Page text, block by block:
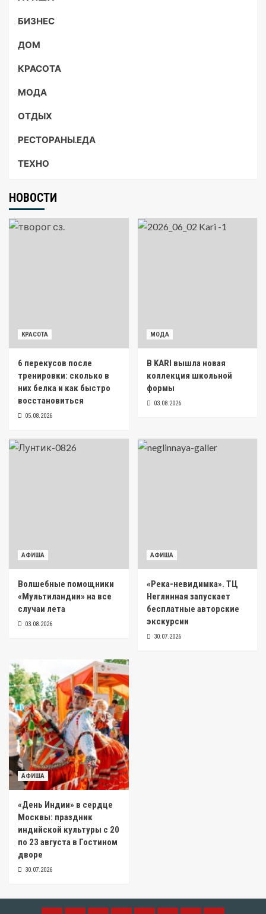
БИЗНЕС
ДОМ
КРАСОТА
МОДА
ОТДЫХ
РЕСТОРАНЫ.ЕДА
ТЕХНО
НОВОСТИ
КРАСОТА
6 перекусов после
тренировки: сколько в
них белка и как быстро
восстановиться
05.08.2026
МОДА
В KARI вышла новая
коллекция школьной
формы
03.08.2026
АФИША
Волшебные помощники
«Мультиландии» на все
случаи лета
03.08.2026
АФИША
«Река-невидимка». ТЦ
Неглинная запускает
бесплатные авторские
экскурсии
30.07.2026
АФИША
«День Индии» в сердце
Москвы: праздник
индийской культуры с 20
по 23 августа в Гостином
дворе
30.07.2026